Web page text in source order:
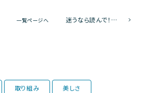
一覧ページへ 迷うなら読んで！アートメイク2回目のメリットを徹底解説
取り組み 美しさ